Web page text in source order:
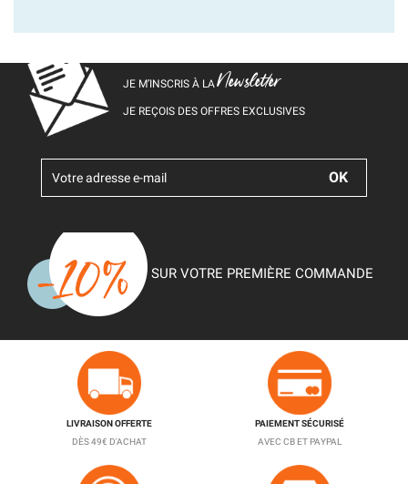
JE M’INSCRIS À LANewsletter
JE REÇOIS DES OFFRES EXCLUSIVES
SUR VOTRE PREMIÈRE COMMANDE
LIVRAISON OFFERTE
DÈS 49€ D'ACHAT
PAIEMENT SÉCURISÉ
AVEC CB ET PAYPAL